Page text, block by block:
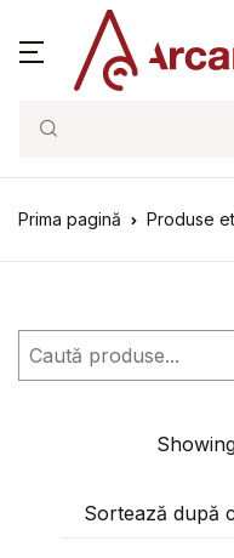
Search
Prima pagină Produse
Caută
Sortează după